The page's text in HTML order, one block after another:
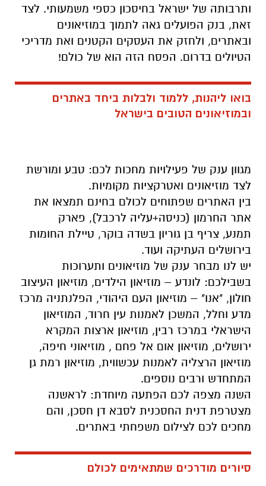
ותרבותה של ישראל בחיסכון כספי משמעותי. לצד
זאת, בנק הפועלים גאה לתמוך במוזיאונים
ובאתרים, ולחזק את העסקים הקטנים ואת מדריכי
הטיולים בדרום. הפסח הזה הוא של כולם!
בואו ליהנות, ללמוד ולבלות ביחד באתרים
ובמוזיאונים הטובים בישראל
מגוון ענק של פעילויות מחכות לכם: טבע ומורשת
לצד מוזיאונים ואטרקציות מקומיות.
בין האתרים שפתוחים לכולם בחינם תמצאו את
אתר החרמון (כניסה+עליה לרכבל), פארק
תמנע, צריף בן גוריון בשדה בוקר, טיילת החומות
בירושלים העתיקה ועוד.
יש לנו מבחר ענק של מוזיאונים ותערוכות
בשבילכם: לונדע – מוזיאון הילדים, מוזיאון העיצוב
חולון, "אנו" – מוזיאון העם היהודי, הפלנתניה מרכז
מדע וחלל, המשכן לאמנות עין חרוד, המוזיאון
הישראלי במרכז רבין, מוזיאון ארצות המקרא
ירושלים, מוזיאון אום אל פחם , מוזיאוני חיפה,
מוזיאון הרצליה לאמנות עכשווית, מוזיאון רמת גן
המתחדש ורבים נוספים.
השנה מצפה לכם הפתעה מיוחדת: לראשנה
מצטרפת דנית החסכנית לסבא דן חסכן, והם
מחכים לכם לצילום משפחתי באתרים.
סיורים מודרכים שמתאימים לכולם